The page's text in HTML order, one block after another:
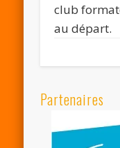
club
au départ.
Partenaires